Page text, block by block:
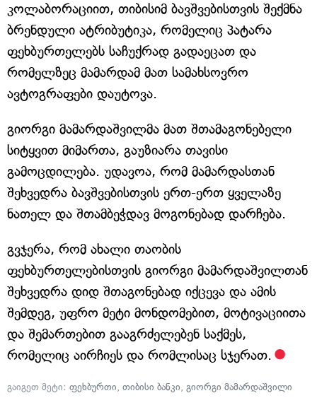
კოლაბორაციით, თიბისიმ ბავშვებისთვის შექმნა
ბრენდული ატრიბუტიკა, რომელიც პატარა
ფეხბურთელებს საჩუქრად გადაეცათ და
რომელზეც მამარდამ მათ სამახსოვრო
ავტოგრაფები დაუტოვა.
გიორგი მამარდაშვილმა მათ შთამაგონებელი
სიტყვით მიმართა, გაუზიარა თავისი
გამოცდილება. უდავოა, რომ მამარდასთან
შეხვედრა ბავშვებისთვის ერთ-ერთ ყველაზე
ნათელ და შთამბეჭდავ მოგონებად დარჩება.
გვჯერა, რომ ახალი თაობის
ფეხბურთელებისთვის გიორგი მამარდაშვილთან
შეხვედრა დიდ შთაგონებად იქცევა და ამის
შემდეგ, უფრო მეტი მონდომებით, მოტივაციითა
და შემართებით გააგრძელებენ საქმეს,
რომელიც აირჩიეს და რომლისაც სჯერათ.
გაიგეთ მეტი: ფეხბურთი, თიბისი ბანკი, გიორგი მამარდაშვილი